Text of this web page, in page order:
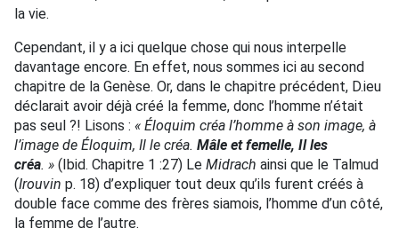
la vie.
Cependant, il y a ici quelque chose qui nous interpelle
davantage encore. En effet, nous sommes ici au second
chapitre de la Genèse. Or, dans le chapitre précédent, D.ieu
déclarait avoir déjà créé la femme, donc l’homme n’était
pas seul ?! Lisons : « Éloquim créa l’homme à son image, à
l’image de Éloquim, Il le créa. Mâle et femelle, Il les
créa. » (Ibid. Chapitre 1 :27) Le Midrach ainsi que le Talmud
(Irouvin p. 18) d’expliquer tout deux qu’ils furent créés à
double face comme des frères siamois, l’homme d’un côté,
la femme de l’autre.